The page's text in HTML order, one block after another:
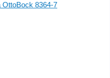
OttoBock 8364-7